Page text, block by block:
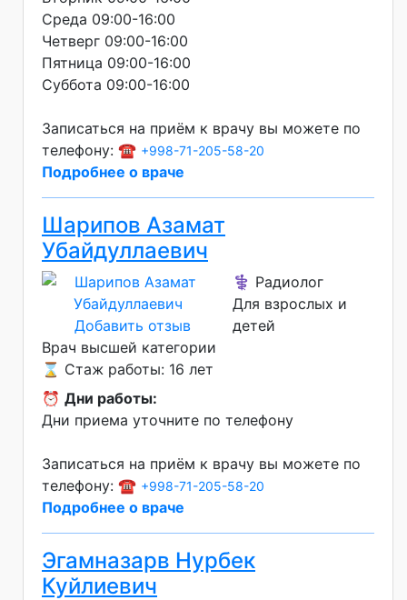
Среда 09:00-16:00
Четверг 09:00-16:00
Пятница 09:00-16:00
Суббота 09:00-16:00
Записаться на приём к врачу вы можете по
телефону: ☎️ +998-71-205-58-20
Подробнее о враче
Шарипов Азамат
Убайдуллаевич
Добавить отзыв
⚕️ Радиолог
Для взрослых и
детей
Врач высшей категории
⌛ Стаж работы: 16 лет
⏰ Дни работы:
Дни приема уточните по телефону
Записаться на приём к врачу вы можете по
телефону: ☎️ +998-71-205-58-20
Подробнее о враче
Эгамназарв Нурбек
Куйлиевич